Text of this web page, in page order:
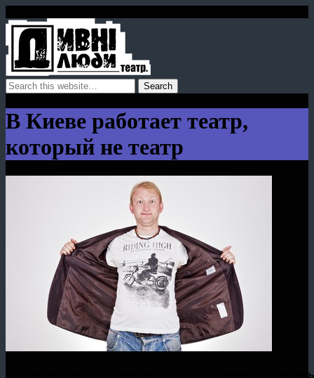
В Киеве работает театр,
который не театр